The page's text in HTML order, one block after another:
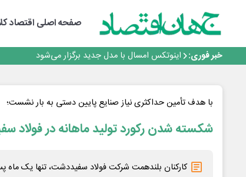
صفحه اصلیاقتصاد
خبر فوری:
با تقاضای برق ناپایدار هوش مصنوعی خودزنی می‌کند
یک اشتباه کلاد، تمام اطلاعات کاربر را به باد داد
رگولاتوری: اعمال ضریب ۲.۷ برای اینترنت بین‌الملل صحت ندارد
راه‌آهن موظف به ارائه برنامه برای ارتقای امنیت
با تقاضای برق ناپایدار هوش مصنوعی خودزنی می‌کند
یک اشتباه کلاد، تمام اطلاعات کاربر را به باد داد
اینوتکس امسال با مدل جدید برگزار می‌شود
با هدف تأمین حداکثری نیاز صنایع پایین دستی به بار نشست؛
شکسته شدن رکورد تولید ماهانه در فولاد
کارکنان بلندهمت شرکت فولاد سفیددشت، تنها یک ماه